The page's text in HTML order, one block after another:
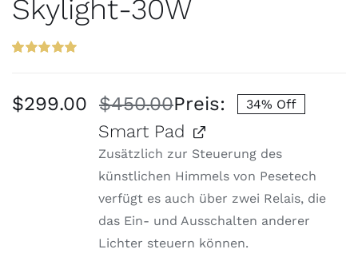
Skylight-30W
5, basierend
auf
Preis:
$450.00
war:
$450.00
$299.00
Aktueller
ist:
$299.00.
34% Off
Smart Pad
Zusätzlich zur Steuerung des
künstlichen Himmels von Pesetech
verfügt es auch über zwei Relais, die
das Ein- und Ausschalten anderer
Lichter steuern können.